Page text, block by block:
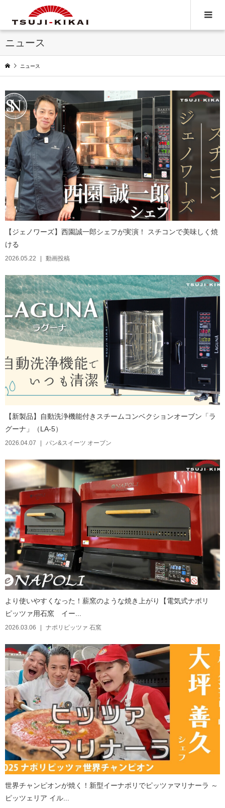
ニュース
ニュース
【ジェノワーズ】西園誠一郎シェフが実演！ スチコンで美味しく焼
ける
2026.05.22 動画投稿
【新製品】自動洗浄機能付きスチームコンベクションオーブン「ラ
グーナ」（LA-5）
2026.04.07 パン&スイーツ オーブン
より使いやすくなった！薪窯のような焼き上がり【電気式ナポリ
ピッツァ用石窯 イー...
2026.03.06 ナポリピッツァ 石窯
世界チャンピオンが焼く！新型イーナポリでピッツァマリナーラ ～
ピッツェリア イル...